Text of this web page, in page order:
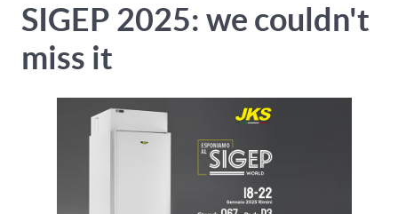
SIGEP 2025: we couldn't
miss it